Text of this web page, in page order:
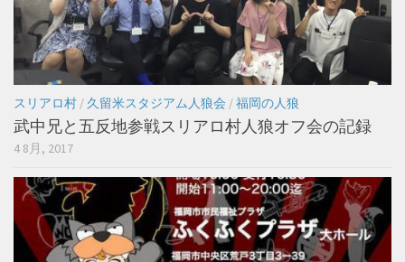
スリアロ村 / 久留米スタジアム人狼会 /福岡の人狼
武中兄と五反地参戦スリアロ村人狼オフ会の記録
4 8月, 2017